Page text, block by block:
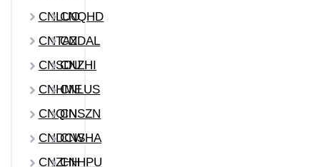
CNLUOCNQHD
CNTAZCNDAL
CNSDU
CNZHI
CNHME
CNLUS
CNQINCNSZN
CNDCW
CNSHA
CNZHHCNHPU